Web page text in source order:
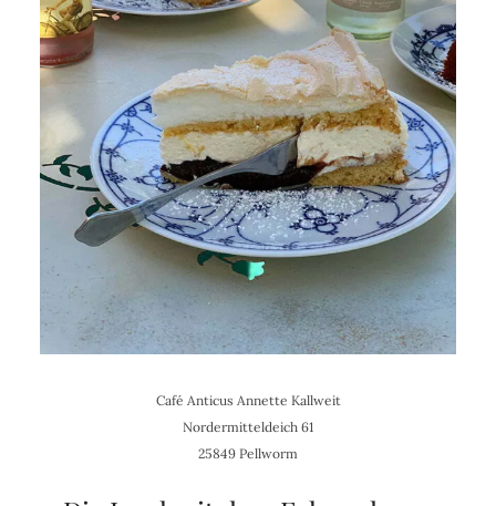
Café Anticus Annette Kallweit
Nordermitteldeich 61
25849 Pellworm